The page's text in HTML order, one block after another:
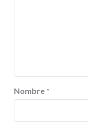
Nombre *